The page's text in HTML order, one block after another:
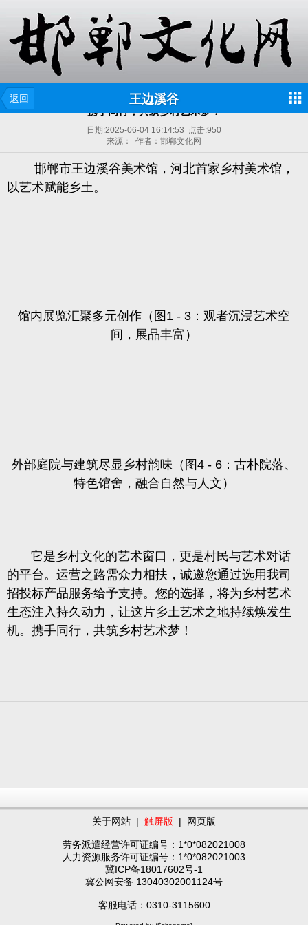
返回 王边溪谷
携手同行，共筑乡村艺术梦！
日期:2025-06-04 16:14:53 点击:950
来源： 作者：邯郸文化网
邯郸市王边溪谷美术馆，河北首家乡村美术馆，
以艺术赋能乡土。
馆内展览汇聚多元创作（图1 - 3：观者沉浸艺术空
间，展品丰富）
外部庭院与建筑尽显乡村韵味（图4 - 6：古朴院落、
特色馆舍，融合自然与人文）
它是乡村文化的艺术窗口，更是村民与艺术对话
的平台。运营之路需众力相扶，诚邀您通过选用我司
招投标产品服务给予支持。您的选择，将为乡村艺术
生态注入持久动力，让这片乡土艺术之地持续焕发生
机。携手同行，共筑乡村艺术梦！
关于网站 | 触屏版 | 网页版
劳务派遣经营许可证编号：1*0*082021008
人力资源服务许可证编号：1*0*082021003
冀ICP备18017602号-1
冀公网安备 13040302001124号
客服电话：0310-3115600